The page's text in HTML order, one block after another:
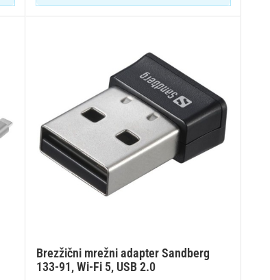
Brezžični mrežni adapter Sandberg
133-91, Wi-Fi 5, USB 2.0